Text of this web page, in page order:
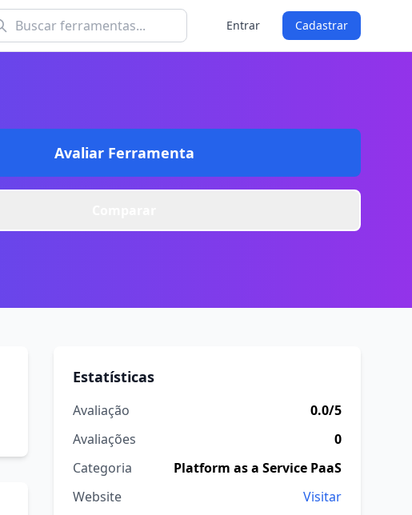
Entrar Cadastrar
Avaliar Ferramenta
Estatísticas
Avaliação
0.0/5
Avaliações
0
Categoria
Platform as a Service PaaS
Website
Visitar